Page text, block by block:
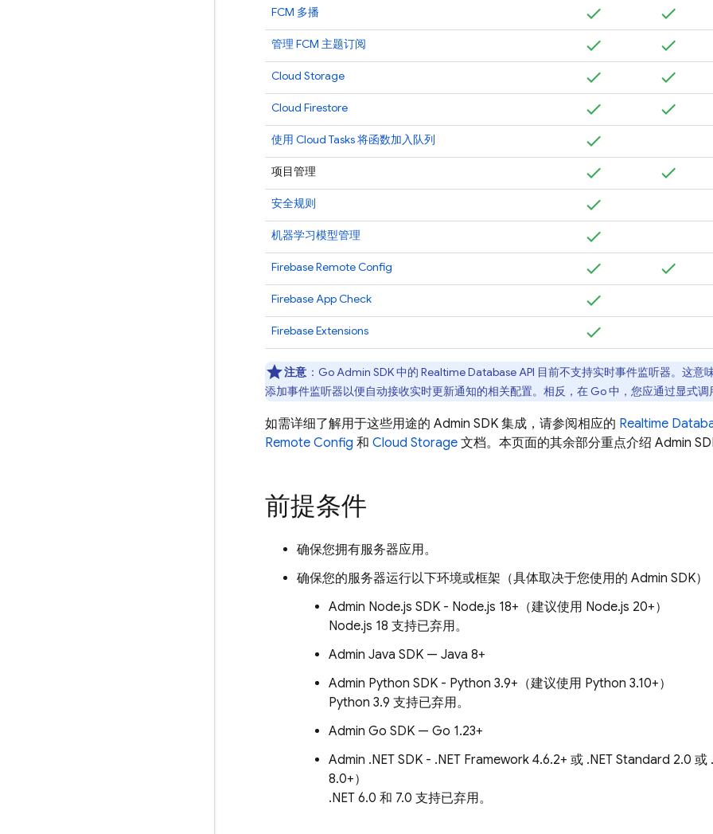
FCM 多播
管理 FCM 主题订阅
Cloud Storage
Cloud Firestore
使用 Cloud Tasks 将函数加入队列
项目管理
安全规则
机器学习模型管理
Firebase Remote Config
Firebase App Check
Firebase Extensions
注意 ：GoAdmin SDK中的 Realtime DatabaseAPI 目前不支持实时事件监听器。这意
添加事件监听器以便自动接收实时更新通知的相关配置。相反，在 Go 中，您应通过显式
如需详细了解用于这些用途的 Admin SDK 集成，请参阅相应的 Realtime
Remote Config 和 Cloud Storage 文档。本页面的其余部分重点介绍 Admin
前提条件
确保您拥有服务器应用。
确保您的服务器运行以下环境或框架（具体取决于您使用的 Admin SDK）
Admin Node.js SDK - Node.js 18+（建议使用 Node.js 20+）
Node.js 18 支持已弃用。
Admin Java SDK — Java 8+
Admin Python SDK - Python 3.9+（建议使用 Python 3.10+）
Python 3.9 支持已弃用。
Admin Go SDK — Go 1.23+
Admin .NET SDK - .NET Framework 4.6.2+ 或 .NET Standard 2.0 或
8.0+）
.NET 6.0 和 7.0 支持已弃用。